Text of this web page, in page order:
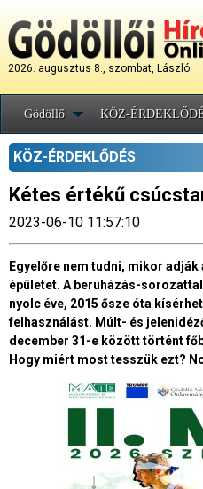
2026. augusztus 8., szombat, László
Gödöllő KÖZ-
KÖZ-ÉRDEKLŐDÉS
Kétes értékű
2023-06-10 11:57:10
Egyelőre nem tudni, mikor
épületet. A beruházás-
nyolc éve, 2015 ősze óta
felhasználást. Múlt- és
december 31-e között történt
Hogy miért most tesszük ezt?